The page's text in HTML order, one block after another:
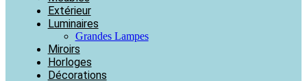
Extérieur
Luminaires
Grandes Lampes
Miroirs
Horloges
Décorations